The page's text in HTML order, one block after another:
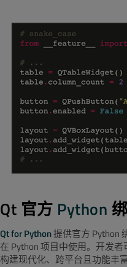
Qt 官方 Python
Qt for Python提供官方 Python
在 Python 项目中使用。开发者
构建现代化、跨平台且功能丰